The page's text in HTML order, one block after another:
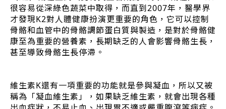
很容易從深綠色蔬菜中取得，而直到2007年，醫學界
才發現K2對人體健康扮演更重要的角色，它可以控制
骨骼和血管中的骨骼調節蛋白質與製造，是對於骨骼健
康至為重要的營養素，長期缺乏的人會影響骨骼生長，
甚至導致骨骼生長停滯。
維生素K還有一項重要的功能就是參與凝血，所以又被
稱為「凝血維生素」，如果缺乏維生素，就會出現各種